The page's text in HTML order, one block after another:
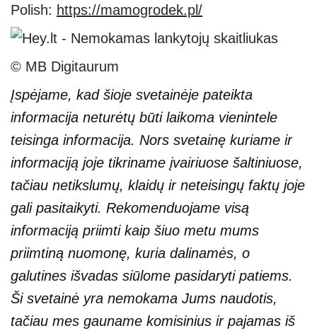
Polish: https://mamogrodek.pl/
© MB Digitaurum
Įspėjame, kad šioje svetainėje pateikta
informacija neturėtų būti laikoma vienintele
teisinga informacija. Nors svetainę kuriame ir
informaciją joje tikriname įvairiuose šaltiniuose,
tačiau netikslumų, klaidų ir neteisingų faktų joje
gali pasitaikyti. Rekomenduojame visą
informaciją priimti kaip šiuo metu mums
priimtiną nuomonę, kuria dalinamės, o
galutines išvadas siūlome pasidaryti patiems.
Ši svetainė yra nemokama Jums naudotis,
tačiau mes gauname komisinius ir pajamas iš